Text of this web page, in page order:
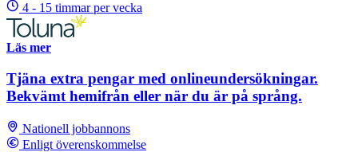
4 - 15 timmar per vecka
Läs mer
Tjäna extra pengar med onlineundersökningar.
Bekvämt hemifrån eller när du är på språng.
Nationell jobbannons
Enligt överenskommelse